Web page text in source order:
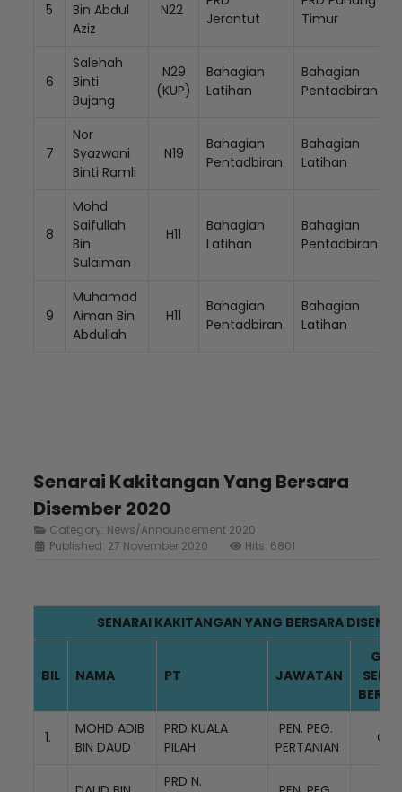
5
Bin Abdul
Aziz
N22
Jerantut
Timur
6
Salehah
Binti
Bujang
N29
(KUP)
Bahagian
Latihan
Bahagian
Pentadbiran
7
Nor
Syazwani
Binti Ramli
N19
Bahagian
Pentadbiran
Bahagian
Latihan
8
Mohd
Saifullah
Bin
Sulaiman
H11
Bahagian
Latihan
Bahagian
Pentadbiran
9
Muhamad
Aiman Bin
Abdullah
H11
Bahagian
Pentadbiran
Bahagian
Latihan
Senarai Kakitangan Yang Bersara
Disember 2020
Category: News/Announcement 2020
Published: 27 November 2020
Hits: 6801
SENARAI KAKITANGAN YANG BERSARA
BIL NAMA PT JAWATAN
1.
MOHD ADIB
BIN DAUD
PRD KUALA
PILAH
PEN. PEG.
PERTANIAN
G32
PRD N.